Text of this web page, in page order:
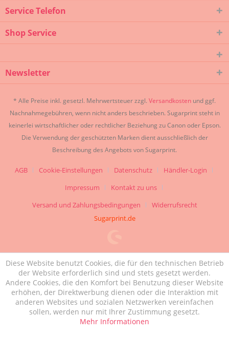
Service Telefon
Shop Service
Newsletter
* Alle Preise inkl. gesetzl. Mehrwertsteuer zzgl. Versandkosten und ggf.
Nachnahmegebühren, wenn nicht anders beschrieben. Sugarprint steht in
keinerlei wirtschaftlicher oder rechtlicher Beziehung zu Canon oder Epson.
Die Verwendung der geschützten Marken dient ausschließlich der
Beschreibung des Angebots von Sugarprint.
AGB Cookie-Einstellungen Datenschutz
Händler-Login
Impressum
Kontakt zu uns
Versand und Zahlungsbedingungen
Widerrufsrecht
Sugarprint.de
Diese Website benutzt Cookies, die für den technischen Betrieb
der Website erforderlich sind und stets gesetzt werden.
Andere Cookies, die den Komfort bei Benutzung dieser Website
erhöhen, der Direktwerbung dienen oder die Interaktion mit
anderen Websites und sozialen Netzwerken vereinfachen
sollen, werden nur mit Ihrer Zustimmung gesetzt.
Mehr Informationen